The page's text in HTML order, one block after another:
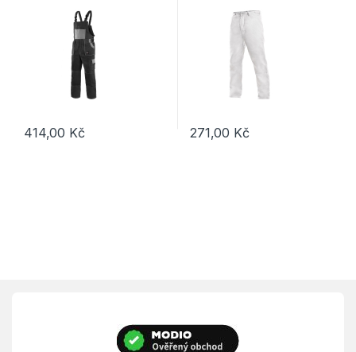
414,00 Kč
Tento produkt má více variant. Možnosti lze vybrat na stránce
271,00 Kč
Tento produkt má více